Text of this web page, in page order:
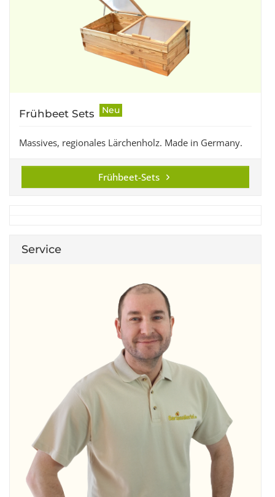
Frühbeet Sets Neu
Massives, regionales Lärchenholz. Made in Germany.
Frühbeet-Sets
Service